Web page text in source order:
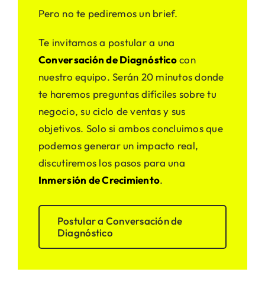
Pero no te pediremos un brief.
Te invitamos a postular a una
Conversación de Diagnósticocon
nuestro equipo. Serán 20 minutos donde
te haremos preguntas difíciles sobre tu
negocio, su ciclo de ventas y sus
objetivos. Solo si ambos concluimos que
podemos generar un impacto real,
discutiremos los pasos para una
Inmersión de Crecimiento.
Postular a Conversación de
Diagnóstico